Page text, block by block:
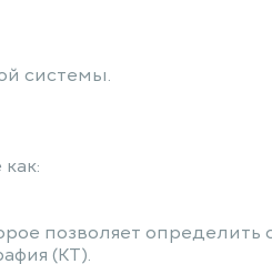
системы.
позволяет определить
(КТ).